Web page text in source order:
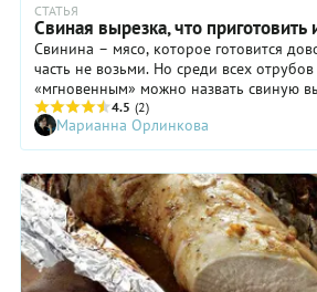
СТАТЬЯ
Свиная вырезка, что приготовить
Свинина – мясо, которое готовится
часть не возьми. Но среди всех
«мгновенным» можно назвать свиную
хорошо, и плохо. Плохо – потому что
ее легко испортить. Если вы хотите
вырезку в духовке (а это самый
приготовления из всех) давайте
нежное вкусное мясо, а не
4.5 (2)
Марианна Орлинкова